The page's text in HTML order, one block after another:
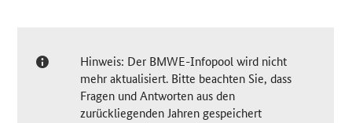
Hinweis: Der BMWE-Infopool wird nicht
mehr aktualisiert. Bitte beachten Sie, dass
Fragen und Antworten aus den
zurückliegenden Jahren gespeichert